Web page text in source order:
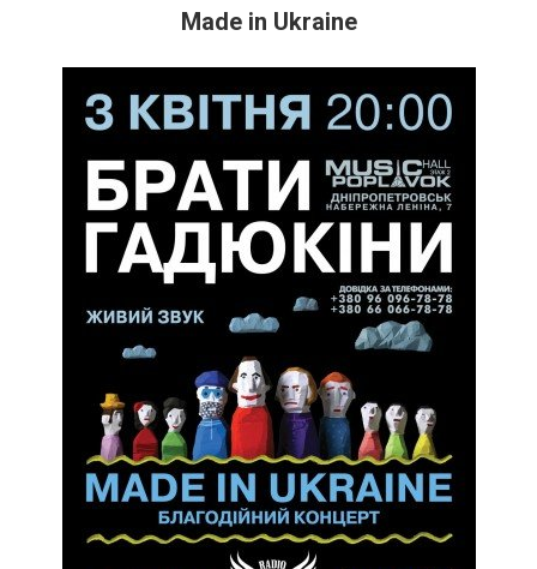
Made in Ukraine